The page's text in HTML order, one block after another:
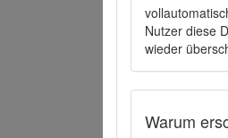
Nutzer diese
wieder
Warum